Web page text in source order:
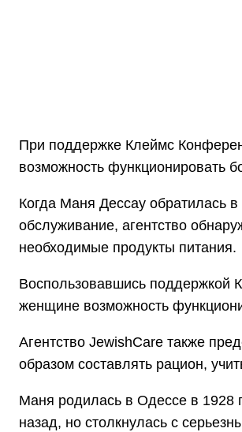
При поддержке Клеймс
возможность функционировать
Когда Маня Дессау обратилась
обслуживание, агентство
необходимые продукты питания.
Воспользовавшись поддержкой
женщине возможность
Агентство JewishCare также
образом составлять рацион,
Маня родилась в Одессе в 1928
назад, но столкнулась с